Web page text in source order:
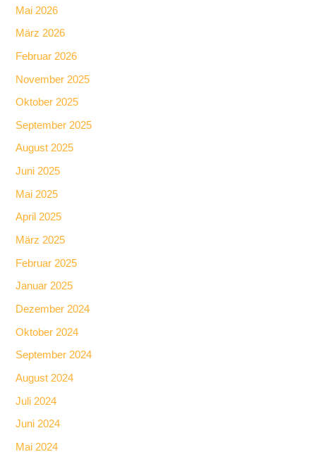
Mai 2026
März 2026
Februar 2026
November 2025
Oktober 2025
September 2025
August 2025
Juni 2025
Mai 2025
April 2025
März 2025
Februar 2025
Januar 2025
Dezember 2024
Oktober 2024
September 2024
August 2024
Juli 2024
Juni 2024
Mai 2024